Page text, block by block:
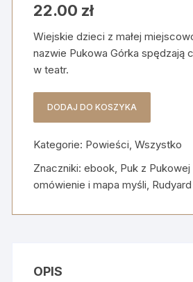
22.00 zł
Wiejskie dzieci z małej
nazwie Pukowa Górka spędzają
w teatr.
z
Pukowej
Górki
wideo
mapa
DODAJ DO KOSZYKA
Kategorie: Powieści,Wszystko
Znaczniki:ebook, Puk z
omówienie i mapa myśli,
OPIS